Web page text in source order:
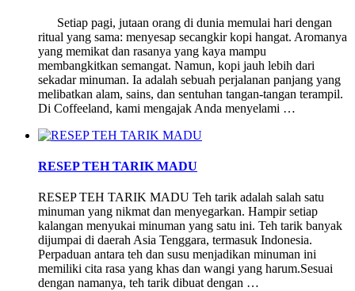
Setiap pagi, jutaan orang di dunia memulai hari dengan
ritual yang sama: menyesap secangkir kopi hangat. Aromanya
yang memikat dan rasanya yang kaya mampu
membangkitkan semangat. Namun, kopi jauh lebih dari
sekadar minuman. Ia adalah sebuah perjalanan panjang yang
melibatkan alam, sains, dan sentuhan tangan-tangan terampil.
Di Coffeeland, kami mengajak Anda menyelami …
RESEP TEH TARIK MADU
RESEP TEH TARIK MADU Teh tarik adalah salah satu
minuman yang nikmat dan menyegarkan. Hampir setiap
kalangan menyukai minuman yang satu ini. Teh tarik banyak
dijumpai di daerah Asia Tenggara, termasuk Indonesia.
Perpaduan antara teh dan susu menjadikan minuman ini
memiliki cita rasa yang khas dan wangi yang harum.Sesuai
dengan namanya, teh tarik dibuat dengan …